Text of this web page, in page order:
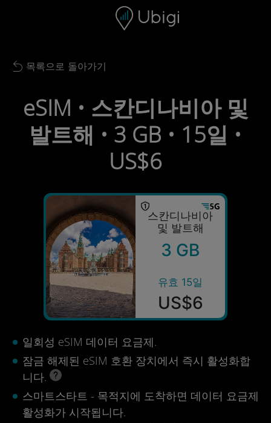
내비게이션 바 하단
Back to list
목록으로 돌아가기
eSIM • 스칸디나비아 및
발트해 • 3 GB • 15일 •
US$6
스칸디나비아
및 발트해
3 GB
유효 15일
US$6
일회성 eSIM 데이터 요금제.
잠금 해제된 eSIM 호환 장치에서 즉시 활성화합
니다.
스마트스타트 - 목적지에 도착하면 데이터 요금제
활성화가 시작됩니다.